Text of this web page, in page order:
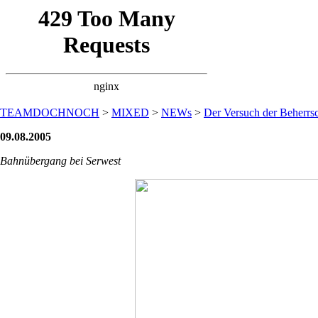
TEAMDOCHNOCH > MIXED > NEWs > Der Versuch der
09.08.2005
Bahnübergang bei Serwest